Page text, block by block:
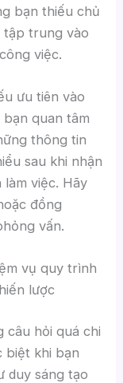
bạn thiếu chủ
tập trung vào
việc.
ưu tiên vào
quan tâm
thông tin
sau khi nhận
việc. Hãy
đồng
vấn.
vụ quy trình
lược
câu hỏi quá chi
biệt khi bạn
duy sáng tạo